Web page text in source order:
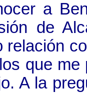
a
de
relación
que
A la